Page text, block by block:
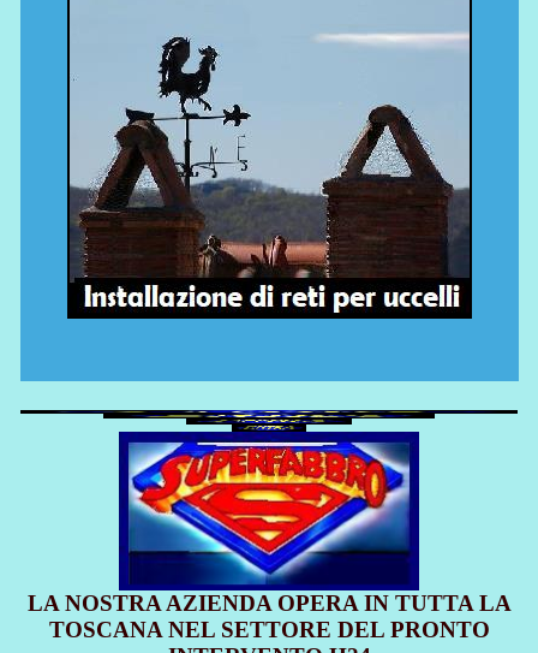
LA NOSTRA AZIENDA OPERA IN TUTTA LA
TOSCANA NEL SETTORE DEL PRONTO